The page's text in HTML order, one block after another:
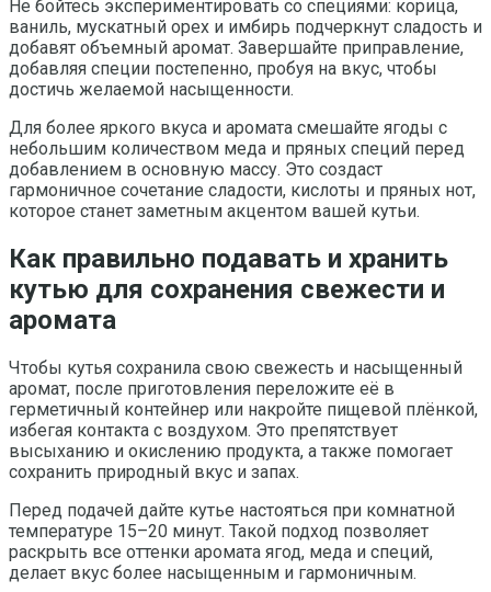
Не бойтесь экспериментировать со специями: корица,
ваниль, мускатный орех и имбирь подчеркнут сладость и
добавят объемный аромат. Завершайте приправление,
добавляя специи постепенно, пробуя на вкус, чтобы
достичь желаемой насыщенности.
Для более яркого вкуса и аромата смешайте ягоды с
небольшим количеством меда и пряных специй перед
добавлением в основную массу. Это создаст
гармоничное сочетание сладости, кислоты и пряных нот,
которое станет заметным акцентом вашей кутьи.
Как правильно подавать и хранить
кутью для сохранения свежести и
аромата
Чтобы кутья сохранила свою свежесть и насыщенный
аромат, после приготовления переложите её в
герметичный контейнер или накройте пищевой плёнкой,
избегая контакта с воздухом. Это препятствует
высыханию и окислению продукта, а также помогает
сохранить природный вкус и запах.
Перед подачей дайте кутье настояться при комнатной
температуре 15–20 минут. Такой подход позволяет
раскрыть все оттенки аромата ягод, меда и специй,
делает вкус более насыщенным и гармоничным.